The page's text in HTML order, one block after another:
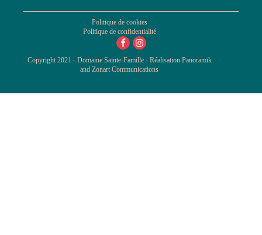
Copyright 2021 - Domaine Sainte-Famille - Réalisation Panoramik
and Zonart Communications
Politique de cookies
Politique de confidentialité